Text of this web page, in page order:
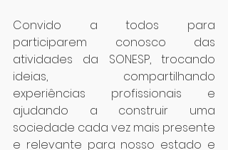
Convido a todos para
participarem conosco das
atividades da SONESP, trocando
ideias, compartilhando
experiências profissionais e
ajudando a construir uma
sociedade cada vez mais presente
e relevante para nosso estado e